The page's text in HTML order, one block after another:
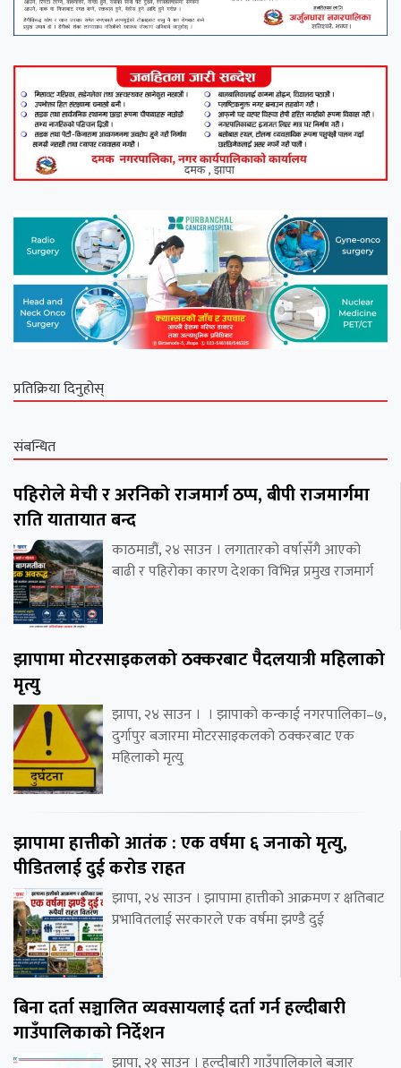
प्रतिक्रिया दिनुहोस्
संबन्धित
पहिरोले मेची र अरनिको राजमार्ग ठप्प, बीपी राजमार्गमा
राति यातायात बन्द
काठमाडौं, २४ साउन । लगातारको वर्षासँगै आएको
बाढी र पहिरोका कारण देशका विभिन्न प्रमुख राजमार्ग
झापामा मोटरसाइकलको ठक्करबाट पैदलयात्री महिलाको
मृत्यु
झापा, २४ साउन । । झापाको कन्काई नगरपालिका–७,
दुर्गापुर बजारमा मोटरसाइकलको ठक्करबाट एक
महिलाको मृत्यु
झापामा हात्तीको आतंक : एक वर्षमा ६ जनाको मृत्यु,
पीडितलाई दुई करोड राहत
झापा, २४ साउन । झापामा हात्तीको आक्रमण र क्षतिबाट
प्रभावितलाई सरकारले एक वर्षमा झण्डै दुई
बिना दर्ता सञ्चालित व्यवसायलाई दर्ता गर्न हल्दीबारी
गाउँपालिकाको निर्देशन
झापा, २१ साउन । हल्दीबारी गाउँपालिकाले बजार